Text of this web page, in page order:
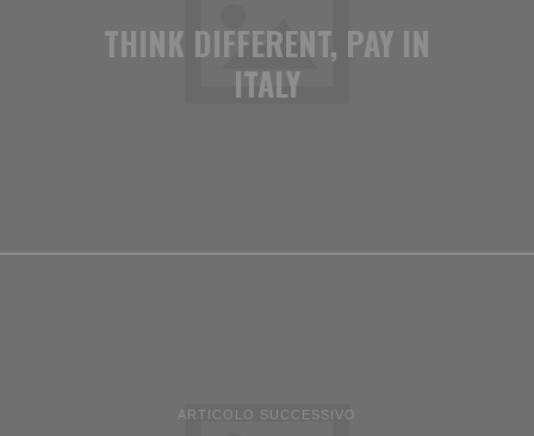
THINK DIFFERENT, PAY IN
ITALY
ARTICOLO SUCCESSIVO